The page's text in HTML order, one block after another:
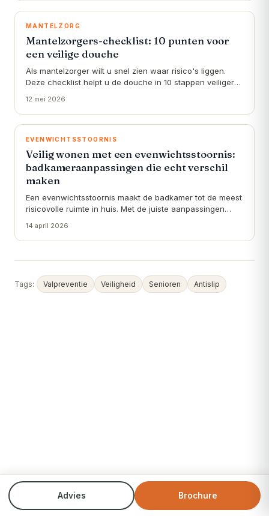
Advies Brochure
MANTELZORG
Mantelzorgers-checklist: 10 punten voor
een veilige douche
Als mantelzorger wilt u snel zien waar risico's liggen.
Deze checklist helpt u de douche in 10 stappen veiliger
12 mei 2026
EVENWICHTSSTOORNIS
Veilig wonen met een evenwichtsstoornis:
badkameraanpassingen die echt verschil
maken
Een evenwichtsstoornis maakt de badkamer tot de meest
risicovolle ruimte in huis. Met de juiste aanpassingen
geven.
14 april 2026
Tags: Valpreventie Veiligheid Senioren Antislip